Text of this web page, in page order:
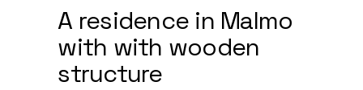
A residence in Malmo
with with wooden
structure